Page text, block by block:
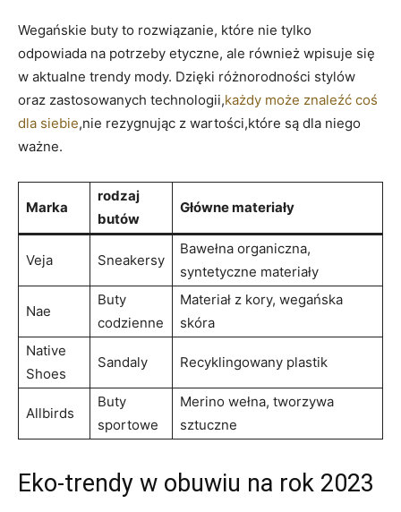
Wegańskie buty to rozwiązanie, które nie tylko
odpowiada na potrzeby etyczne, ale również wpisuje się
w aktualne trendy mody. Dzięki różnorodności stylów
oraz zastosowanych technologii,każdy może znaleźć coś
dla siebie,nie rezygnując z wartości,które są dla niego
ważne.
Marka
rodzaj
butów
Główne materiały
Veja Sneakersy
Bawełna organiczna,
syntetyczne materiały
Nae
Buty
codzienne
Materiał z kory, wegańska
skóra
Native
Shoes
Sandaly Recyklingowany plastik
Allbirds
Buty
sportowe
Merino wełna, tworzywa
sztuczne
Eko-trendy w obuwiu na rok 2023